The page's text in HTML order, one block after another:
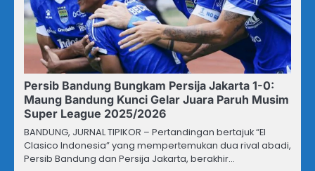
Persib Bandung Bungkam Persija Jakarta 1-0:
Maung Bandung Kunci Gelar Juara Paruh Musim
Super League 2025/2026
BANDUNG, JURNAL TIPIKOR – Pertandingan bertajuk “El
Clasico Indonesia” yang mempertemukan dua rival abadi,
Persib Bandung dan Persija Jakarta, berakhir…